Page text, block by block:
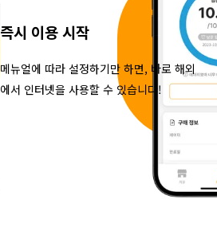
즉시 이용 시작
메뉴얼에 따라 설정하기만 하면, 바로 해외
에서 인터넷을 사용할 수 있습니다!